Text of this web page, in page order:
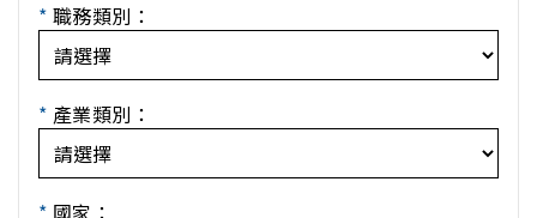
* 職務類別：
* 產業類別：
* 國家：